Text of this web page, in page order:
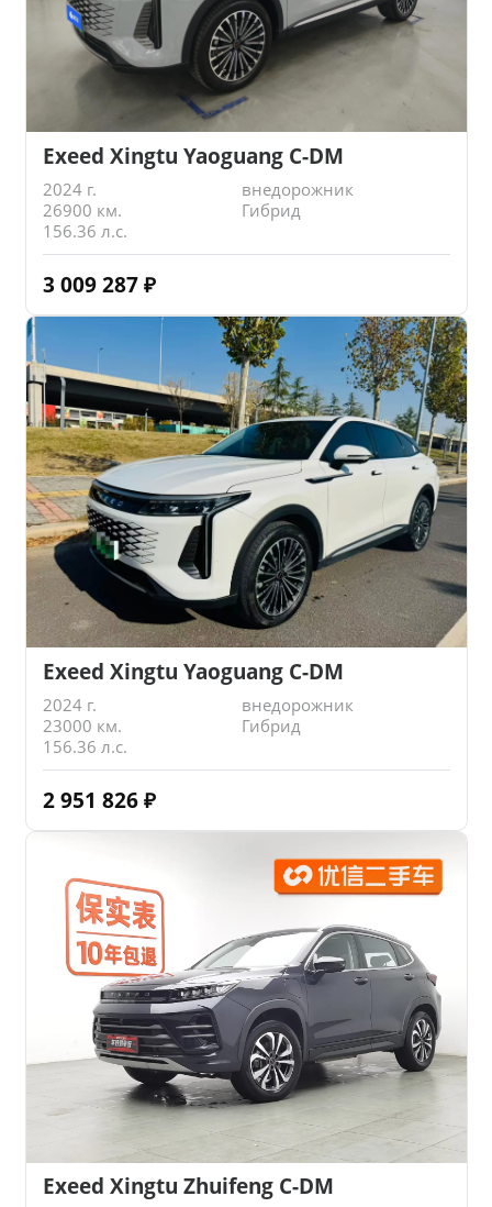
Exeed Xingtu Yaoguang C-DM
2024 г.
внедорожник
26900 км.
Гибрид
156.36 л.с.
3 009 287 ₽
Exeed Xingtu Yaoguang C-DM
2024 г.
внедорожник
23000 км.
Гибрид
156.36 л.с.
2 951 826 ₽
Exeed Xingtu Zhuifeng C-DM